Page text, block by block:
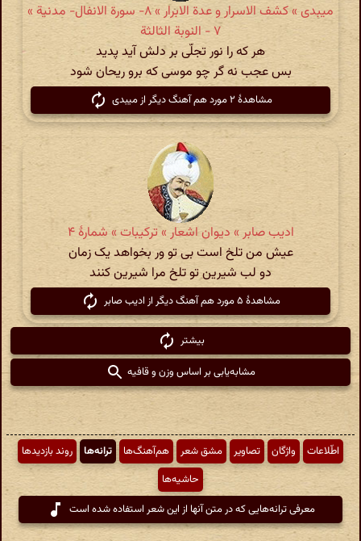
میبدی » کشف الاسرار و عدة الابرار » ۸- سورة الانفال- مدنیة »
۷ - النوبة الثالثة
هر که را نور تجلّی بر دلش آید پدید
بس عجب نه گر چو موسی که برو ریحان شود
مشاهدهٔ ۲ مورد هم آهنگ دیگر از میبدی
ادیب صابر » دیوان اشعار » ترکیبات » شمارهٔ ۴
عیش من تلخ است بی تو ور بخواهد یک زمان
دو لب شیرین تو تلخ مرا شیرین کنند
مشاهدهٔ ۵ مورد هم آهنگ دیگر از ادیب صابر
بیشتر
مشابه‌یابی بر اساس وزن و قافیه
اطّلاعات واژگان تصاویر مشق شعر هم‌آهنگ‌ها ترانه‌ها
روند بازدیدها
حاشیه‌ها
معرفی ترانه‌هایی که در متن آنها از این شعر استفاده شده است